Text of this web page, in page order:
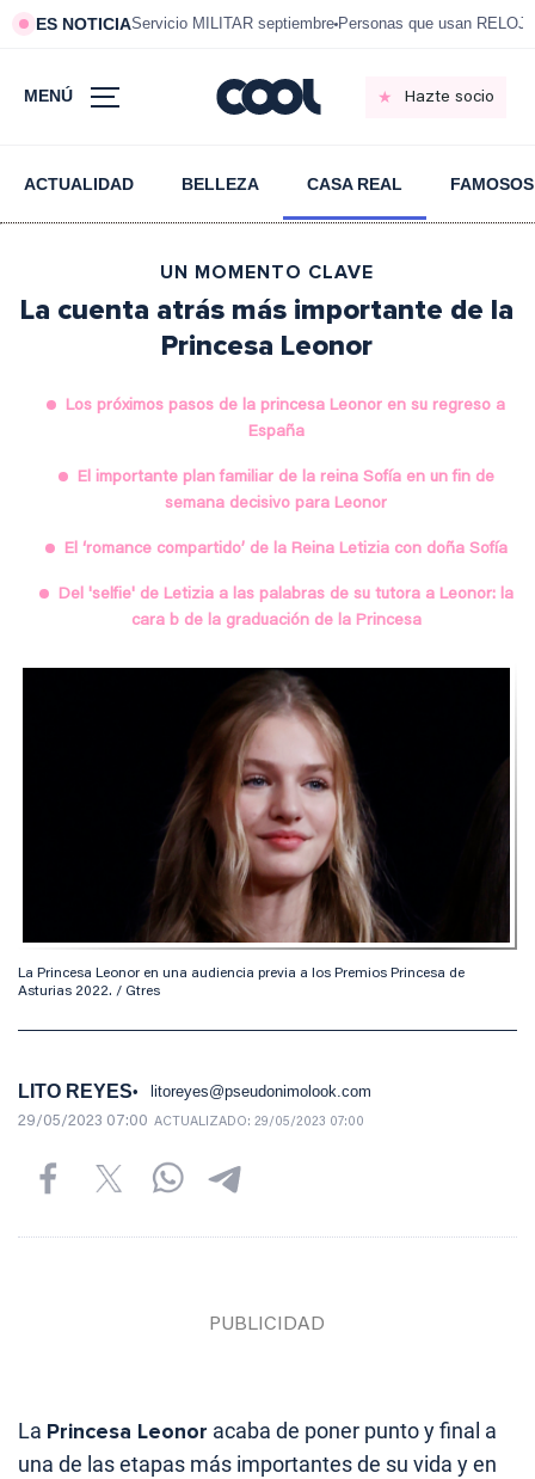
ES NOTICIAServicio MILITAR septiembre Personas que usan RELOJ
MENÚ Hazte socio
ACTUALIDAD BELLEZA CASA REAL FAMOSOS
UN MOMENTO CLAVE
La cuenta atrás más importante de la
Princesa Leonor
Los próximos pasos de la princesa Leonor en su regreso a
España
El importante plan familiar de la reina Sofía en un fin de
semana decisivo para Leonor
El ‘romance compartido’ de la Reina Letizia con doña Sofía
Del 'selfie' de Letizia a las palabras de su tutora a Leonor: la
cara b de la graduación de la Princesa
La Princesa Leonor en una audiencia previa a los Premios Princesa de
Asturias 2022. / Gtres
LITO REYES litoreyes@pseudonimolook.com
29/05/2023 07:00 ACTUALIZADO: 29/05/2023 07:00
La Princesa Leonor acaba de poner punto y final a
una de las etapas más importantes de su vida y en